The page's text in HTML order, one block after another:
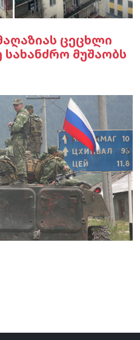
ცეცხლი
მუშაობს